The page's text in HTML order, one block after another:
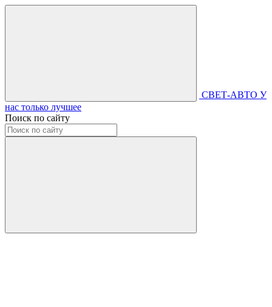
СВЕТ-АВТО У
нас только лучшее
Поиск по сайту